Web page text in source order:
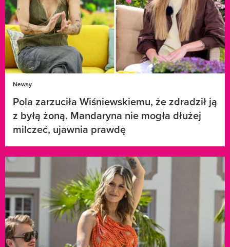
Newsy
Pola zarzuciła Wiśniewskiemu, że zdradził ją
z byłą żoną. Mandaryna nie mogła dłużej
milczeć, ujawnia prawdę